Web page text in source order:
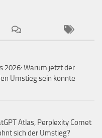
2026: Warum jetzt der
Umstieg sein könnte
Atlas, Perplexity Comet
sich der Umstieg?